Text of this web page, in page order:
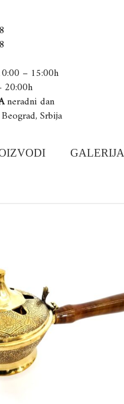
– 15:00h
20:00h
neradni dan
Srbija
GALERIJA